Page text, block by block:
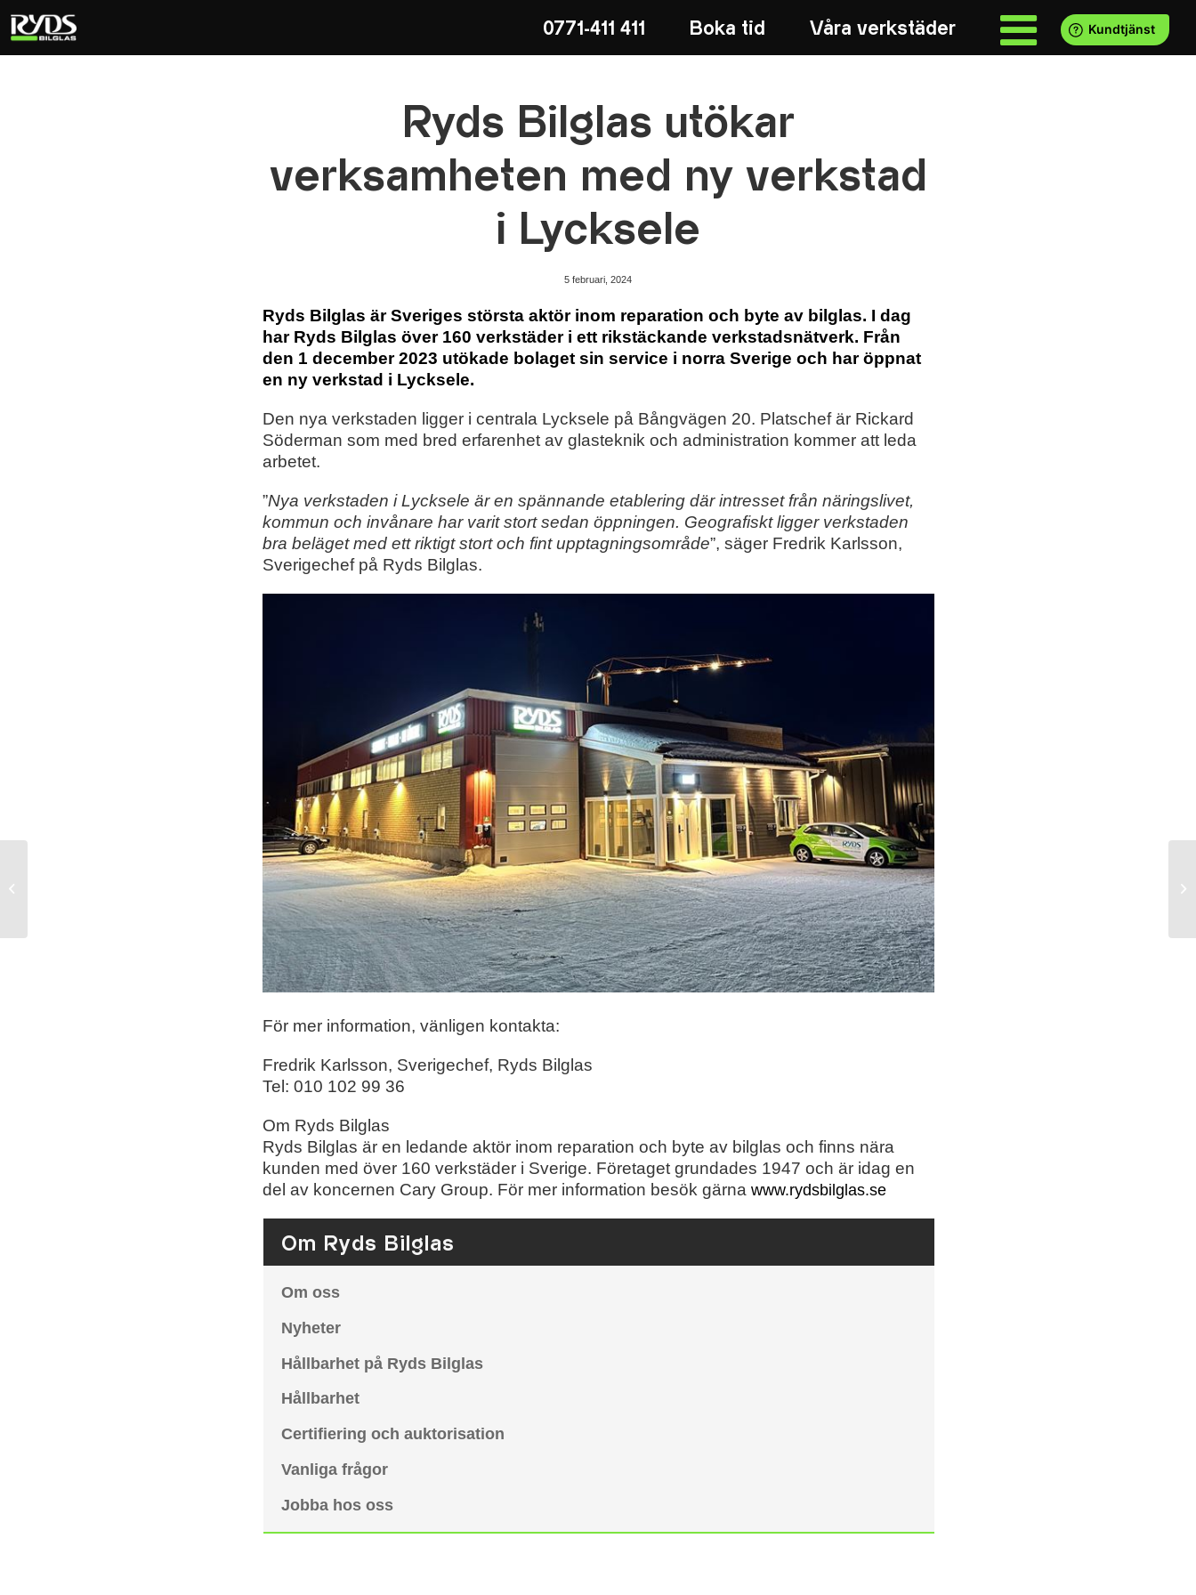
0771-411 411 Boka tid Våra verkstäder
Ryds Bilglas utökar
verksamheten med ny verkstad
i Lycksele
5 februari, 2024
Ryds Bilglas är Sveriges största aktör inom reparation och byte av bilglas. I dag
har Ryds Bilglas över 160 verkstäder i ett rikstäckande verkstadsnätverk. Från
den 1 december 2023 utökade bolaget sin service i norra Sverige och har öppnat
en ny verkstad i Lycksele.
Den nya verkstaden ligger i centrala Lycksele på Bångvägen 20. Platschef är Rickard
Söderman som med bred erfarenhet av glasteknik och administration kommer att leda
arbetet.
”Nya verkstaden i Lycksele är en spännande etablering där intresset från näringslivet,
kommun och invånare har varit stort sedan öppningen. Geografiskt ligger verkstaden
bra beläget med ett riktigt stort och fint upptagningsområde”, säger Fredrik Karlsson,
Sverigechef på Ryds Bilglas.
För mer information, vänligen kontakta:
Fredrik Karlsson, Sverigechef, Ryds Bilglas
Tel: 010 102 99 36
Om Ryds Bilglas
Ryds Bilglas är en ledande aktör inom reparation och byte av bilglas och finns nära
kunden med över 160 verkstäder i Sverige. Företaget grundades 1947 och är idag en
del av koncernen Cary Group. För mer information besök gärna www.rydsbilglas.se
Om Ryds Bilglas
Om oss
Nyheter
Hållbarhet på Ryds Bilglas
Hållbarhet
Certifiering och auktorisation
Vanliga frågor
Jobba hos oss